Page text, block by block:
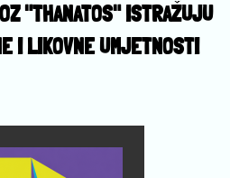
"THANATOS" ISTRAŽUJU
I LIKOVNE UMJETNOSTI